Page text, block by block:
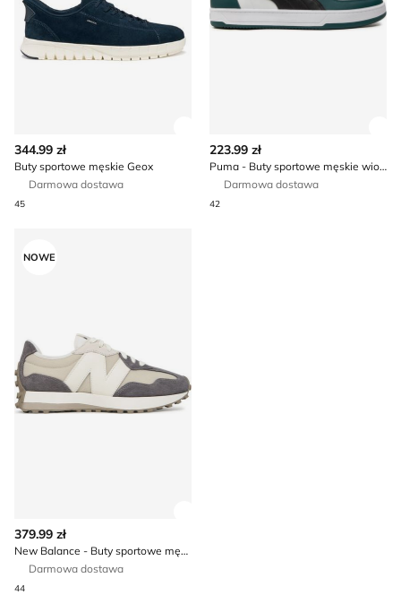
344.99 zł
Buty sportowe męskie Geox
Darmowa dostawa
45
223.99 zł
Puma - Buty sportowe męskie wiosenne
Darmowa dostawa
42
NOWE
379.99 zł
New Balance - Buty sportowe męskie na wiosnę
Darmowa dostawa
44